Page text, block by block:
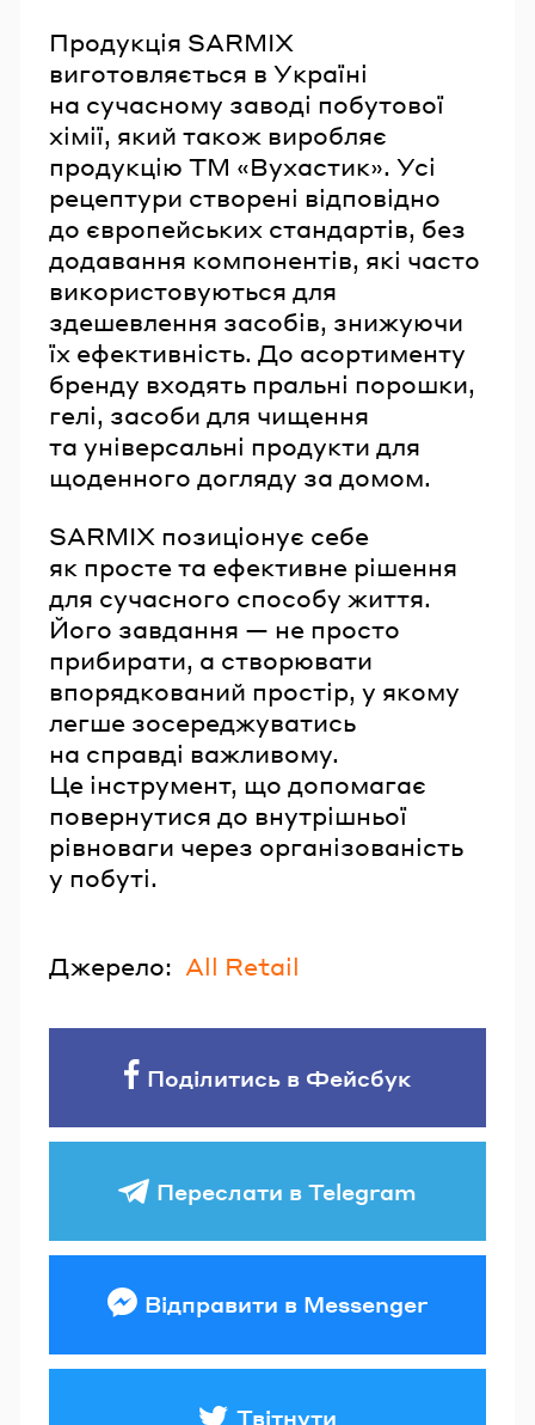
Продукція SARMIX
виготовляється в Україні
на сучасному заводі побутової
хімії, який також виробляє
продукцію ТМ «Вухастик». Усі
рецептури створені відповідно
до європейських стандартів, без
додавання компонентів, які часто
використовуються для
здешевлення засобів, знижуючи
їх ефективність. До асортименту
бренду входять пральні порошки,
гелі, засоби для чищення
та універсальні продукти для
щоденного догляду за домом.
SARMIX позиціонує себе
як просте та ефективне рішення
для сучасного способу життя.
Його завдання — не просто
прибирати, а створювати
впорядкований простір, у якому
легше зосереджуватись
на справді важливому.
Це інструмент, що допомагає
повернутися до внутрішньої
рівноваги через організованість
у побуті.
Джерело: All Retail
Поділитись в Фейсбук
Переслати в Telegram
Відправити в Messenger
Твітнути